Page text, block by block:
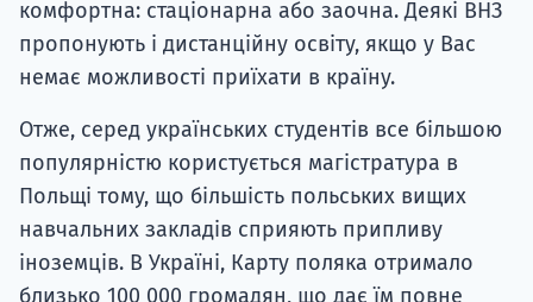
комфортна: стаціонарна або заочна. Деякі ВНЗ
пропонують і дистанційну освіту, якщо у Вас
немає можливості приїхати в країну.
Отже, серед українських студентів все більшою
популярністю користується магістратура в
Польщі тому, що більшість польських вищих
навчальних закладів сприяють припливу
іноземців. В Україні, Карту поляка отримало
близько 100 000 громадян, що дає їм повне